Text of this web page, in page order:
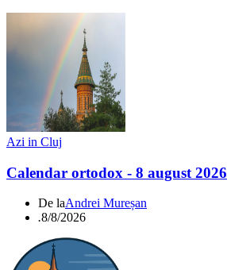
Azi in Cluj
Calendar ortodox - 8 august 2026
De laAndrei Mureșan
.8/8/2026